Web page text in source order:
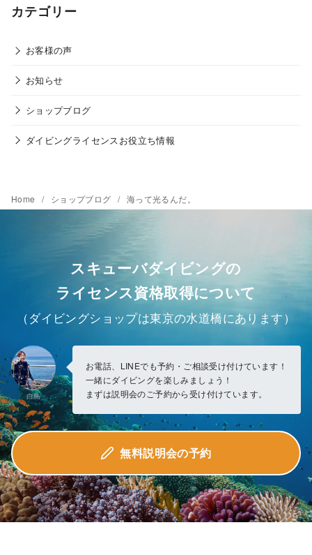
カテゴリー
お客様の声
お知らせ
ショップブログ
ダイビングライセンスお役立ち情報
Home ショップブログ 海って光るんだ。
スキューバダイビングの
ライセンス資格取得について
（ダイビングショップは東京の水道橋にあります）
白鳥
お電話、LINEでも予約・ご相談受け付けています！
一緒にダイビングを楽しみましょう！
まずは説明会のご予約から受け付けています。
無料説明会の予約